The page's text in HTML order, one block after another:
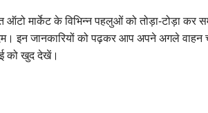
मार्केट के विभिन्न पहलुओं को तोड़ा‑टोड़ा कर
इन जानकारियों को पढ़कर आप अपने अगले
को खुद देखें।